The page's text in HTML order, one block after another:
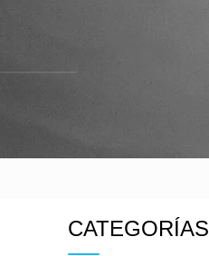
CATEGORÍAS